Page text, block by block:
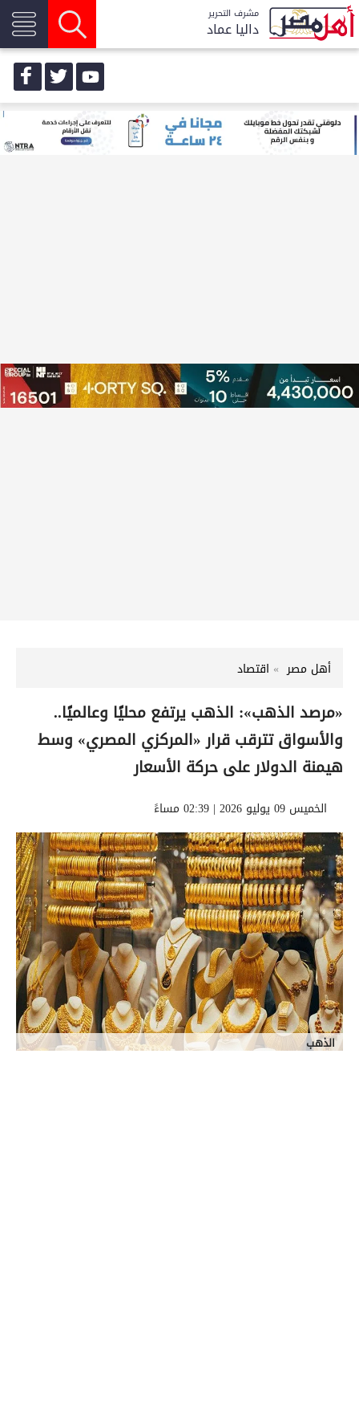
مشرف التحرير
داليا عماد
أهل مصر اقتصاد
«مرصد الذهب»: الذهب يرتفع محليًا وعالميًا..
والأسواق تترقب قرار «المركزي المصري» وسط
هيمنة الدولار على حركة الأسعار
الخميس 09 يوليو 2026 | 02:39 مساءً
الذهب